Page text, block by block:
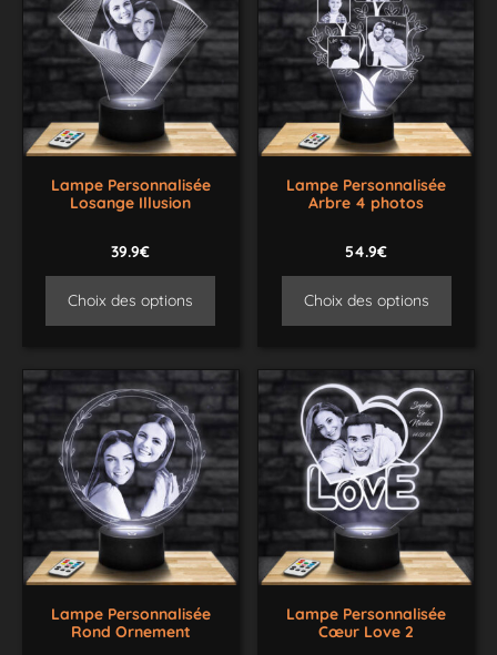
Lampe Personnalisée
Losange Illusion
39.9€
Choix des options
Lampe Personnalisée
Arbre 4 photos
54.9€
Choix des options
Lampe Personnalisée
Rond Ornement
Lampe Personnalisée
Cœur Love 2